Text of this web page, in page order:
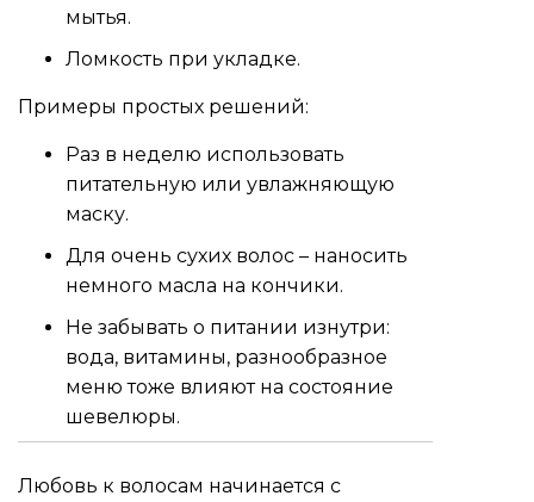
мытья.
Ломкость при укладке.
Примеры простых решений:
Раз в неделю использовать
питательную или увлажняющую
маску.
Для очень сухих волос – наносить
немного масла на кончики.
Не забывать о питании изнутри:
вода, витамины, разнообразное
меню тоже влияют на состояние
шевелюры.
Любовь к волосам начинается с